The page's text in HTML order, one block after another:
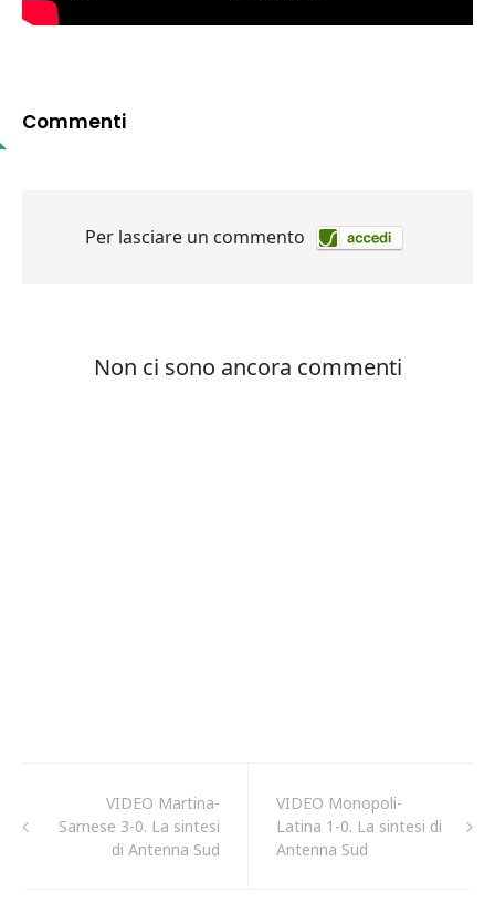
Commenti
VIDEO Martina-
Sarnese 3-0. La sintesi
di Antenna Sud
VIDEO Monopoli-
Latina 1-0. La sintesi di
Antenna Sud